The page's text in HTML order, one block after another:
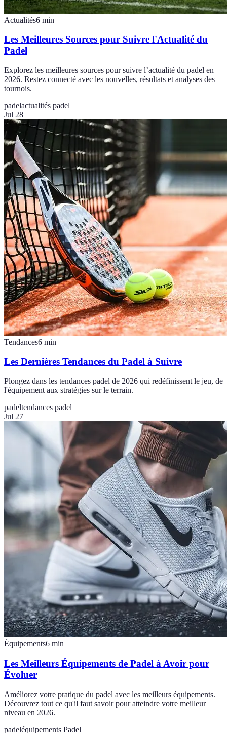
Actualités6 min
Les Meilleures Sources pour Suivre l'Actualité du
Padel
Explorez les meilleures sources pour suivre l’actualité du padel en
2026. Restez connecté avec les nouvelles, résultats et analyses des
tournois.
padelactualités padel
Jul 28
Tendances6 min
Les Dernières Tendances du Padel à Suivre
Plongez dans les tendances padel de 2026 qui redéfinissent le jeu, de
l'équipement aux stratégies sur le terrain.
padeltendances padel
Jul 27
Équipements6 min
Les Meilleurs Équipements de Padel à Avoir pour
Évoluer
Améliorez votre pratique du padel avec les meilleurs équipements.
Découvrez tout ce qu'il faut savoir pour atteindre votre meilleur
niveau en 2026.
padeléquipements Padel